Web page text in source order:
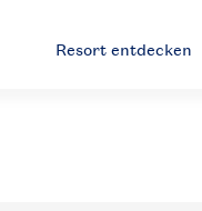
Resort entdecken